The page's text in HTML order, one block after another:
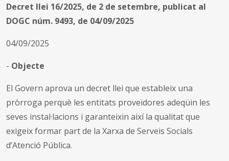
Decret llei 16/2025, de 2 de setembre, publicat al
DOGC núm. 9493, de 04/09/2025
04/09/2025
- Objecte
El Govern aprova un decret llei que estableix una
pròrroga perquè les entitats proveïdores adeqüin les
seves instal·lacions i garanteixin així la qualitat que
exigeix formar part de la Xarxa de Serveis Socials
d’Atenció Pública.